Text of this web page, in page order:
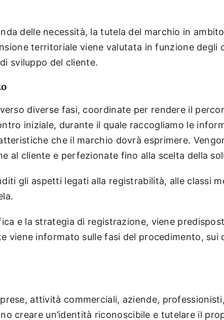
delle necessità, la tutela del marchio in
territoriale viene valutata in funzione degli
sviluppo del cliente.
diverse fasi, coordinate per rendere il
iniziale, durante il quale raccogliamo le
che il marchio dovrà esprimere.
al cliente e perfezionate fino alla scelta della
gli aspetti legati alla registrabilità, alle classi
e la strategia di registrazione, viene
viene informato sulle fasi del procedimento, sui
attività commerciali, aziende,
creare un’identità riconoscibile e tutelare il